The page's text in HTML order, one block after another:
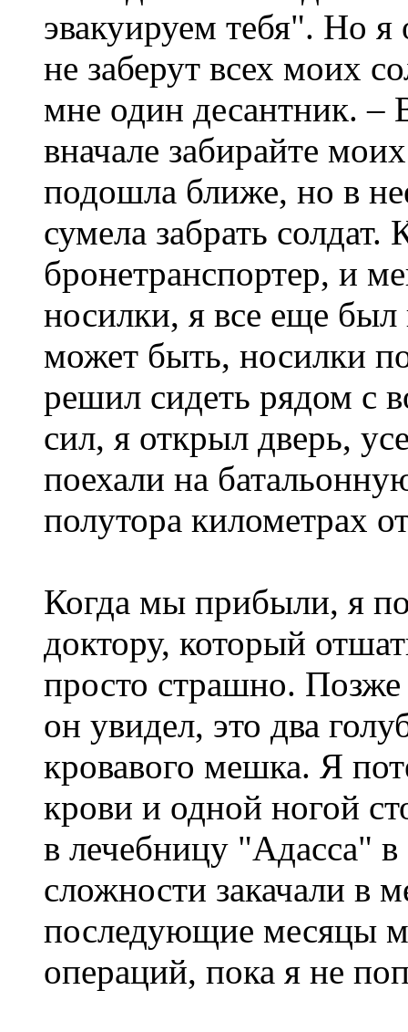
эвакуируем тебя". Но я
не заберут всех моих
мне один десантник. –
вначале забирайте
подошла ближе, но в
сумела забрать
бронетранспортер, и
носилки, я все еще был
может быть, носилки
решил сидеть рядом с
сил, я открыл дверь,
поехали на
полутора километрах
Когда мы прибыли, я
доктору, который
просто страшно. Позже
он увидел, это два
кровавого мешка. Я
крови и одной ногой
в лечебницу "Адасса"
сложности закачали в
последующие месяцы
операций, пока я не